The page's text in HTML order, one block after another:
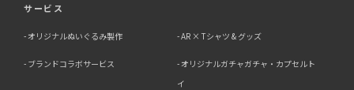
サービス
オリジナルぬいぐるみ製作 AR × Tシャツ & グッズ
ブランドコラボサービス
オリジナルガチャガチャ・カプセルト
イ